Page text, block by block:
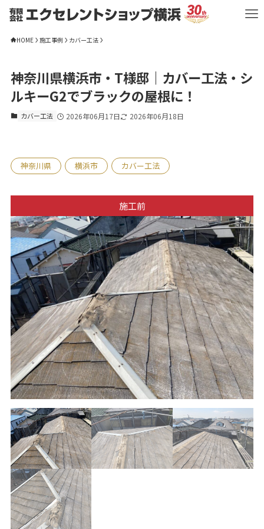
HOME 施工事例 カバー工法
神奈川県横浜市・T様邸｜カバー工法・シ
ルキーG2でブラックの屋根に！
カバー工法 2026年06月17日 2026年06月18日
神奈川県 横浜市 カバー工法
施工前